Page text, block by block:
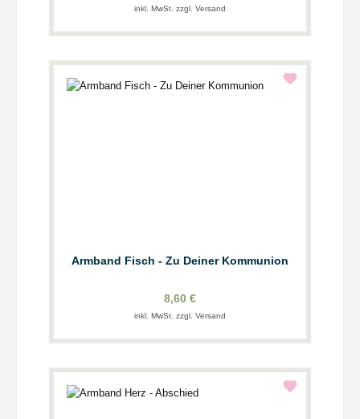
inkl. MwSt. zzgl. Versand
Armband Fisch - Zu Deiner Kommunion
8,60 €
inkl. MwSt. zzgl. Versand